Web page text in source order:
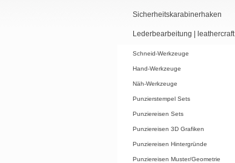
Sicherheitskarabinerhaken
Lederbearbeitung | leathercraft
Schneid-Werkzeuge
Hand-Werkzeuge
Näh-Werkzeuge
Punzierstempel Sets
Punziereisen Sets
Punziereisen 3D Grafiken
Punziereisen Hintergründe
Punziereisen Muster/Geometrie